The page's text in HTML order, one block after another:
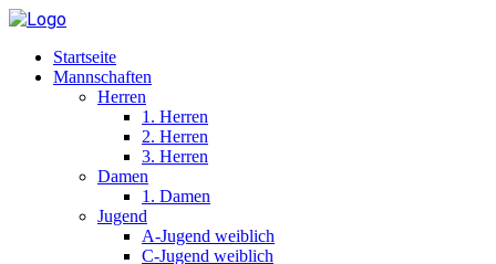
Startseite
Mannschaften
Herren
1. Herren
2. Herren
3. Herren
Damen
1. Damen
Jugend
A-Jugend weiblich
C-Jugend weiblich